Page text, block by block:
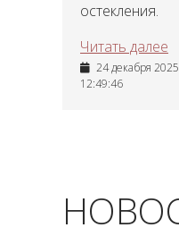
остекления.
Читать далее
24 декабря
12:49:46